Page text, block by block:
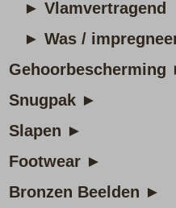
► Vlamvertragend
► Was /
Gehoorbescherming
Snugpak ►
Slapen ►
Footwear ►
Bronzen Beelden ►